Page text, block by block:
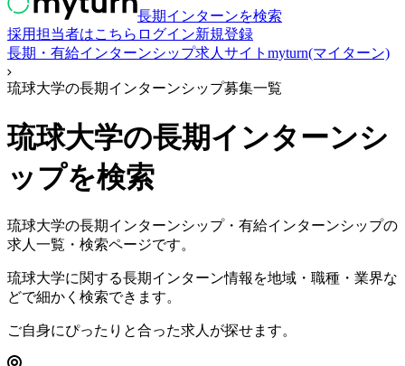
長期インターンを検索
採用担当者はこちら ログイン新規登録
長期・有給インターンシップ求人サイトmyturn(マイターン)
琉球大学の長期インターンシップ募集一覧
琉球大学の長期インターンシ
ップを検索
琉球大学の長期インターンシップ・有給インターンシップの
求人一覧・検索ページです。
琉球大学に関する長期インターン情報を地域・職種・業界な
どで細かく検索できます。
ご自身にぴったりと合った求人が探せます。